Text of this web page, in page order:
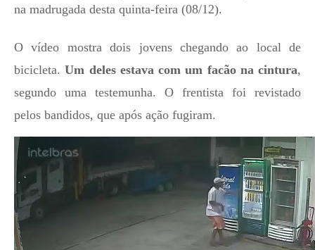
na madrugada desta quinta-feira (08/12).
O vídeo mostra dois jovens chegando ao local de
bicicleta.Um deles estava com um facão na cintura,
segundo uma testemunha. O frentista foi revistado
pelos bandidos, que após ação fugiram.
T
o
d
o
r
d
e
v